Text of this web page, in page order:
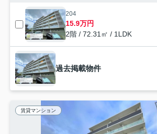
204
15.9万円
2階 / 72.31㎡ / 1LDK
過去掲載物件
賃貸マンション